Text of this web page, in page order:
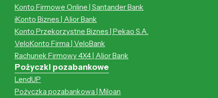
Konto Firmowe Online | Santander Bank
iKonto Biznes | Alior Bank
Konto Przekorzystne Biznes | Pekao S.A.
VeloKonto Firma | VeloBank
Rachunek Firmowy 4X4 | Alior Bank
Pożyczki pozabankowe
LendUP
Pożyczka pozabankowa | Miloan